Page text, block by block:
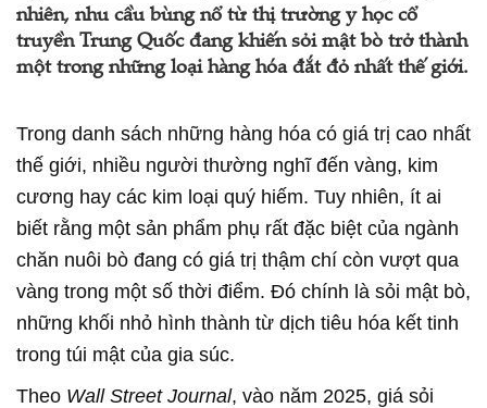
nhiên, nhu cầu bùng nổ từ thị trường y học cổ
truyền Trung Quốc đang khiến sỏi mật bò trở thành
một trong những loại hàng hóa đắt đỏ nhất thế giới.
Trong danh sách những hàng hóa có giá trị cao nhất
thế giới, nhiều người thường nghĩ đến vàng, kim
cương hay các kim loại quý hiếm. Tuy nhiên, ít ai
biết rằng một sản phẩm phụ rất đặc biệt của ngành
chăn nuôi bò đang có giá trị thậm chí còn vượt qua
vàng trong một số thời điểm. Đó chính là sỏi mật bò,
những khối nhỏ hình thành từ dịch tiêu hóa kết tinh
trong túi mật của gia súc.
Theo Wall Street Journal, vào năm 2025, giá sỏi